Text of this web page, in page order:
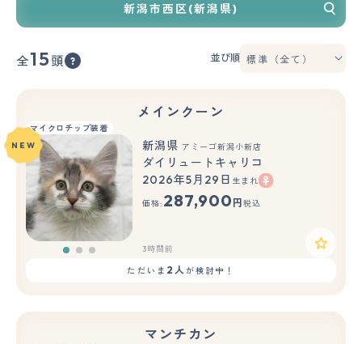
新潟市西区(新潟県)
全15 頭 並び順
メインクーン
マイクロチップ装着
もっと見る
NEW 新潟県 アミーゴ新潟小新店
ダイリュートキャリコ
2026年5月29日 生まれ
価格: 287,900 円 税込
3時間前
ただいま 2人が検討中！
マンチカン